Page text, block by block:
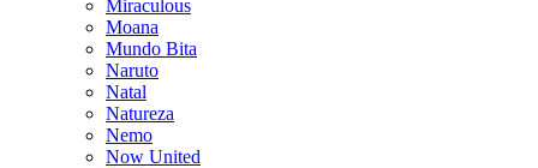
Miraculous
Moana
Mundo Bita
Naruto
Natal
Natureza
Nemo
Now United